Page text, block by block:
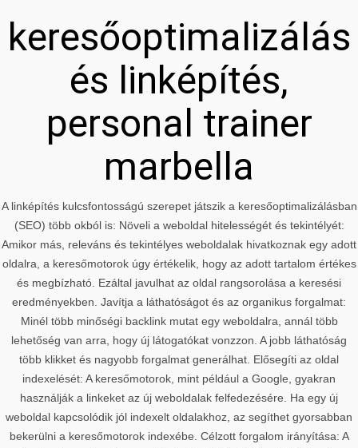
keresőoptimalizálás
és linképítés,
personal trainer
marbella
A linképítés kulcsfontosságú szerepet játszik a keresőoptimalizálásban
(SEO) több okból is: Növeli a weboldal hitelességét és tekintélyét:
Amikor más, releváns és tekintélyes weboldalak hivatkoznak egy adott
oldalra, a keresőmotorok úgy értékelik, hogy az adott tartalom értékes
és megbízható. Ezáltal javulhat az oldal rangsorolása a keresési
eredményekben. Javítja a láthatóságot és az organikus forgalmat:
Minél több minőségi backlink mutat egy weboldalra, annál több
lehetőség van arra, hogy új látogatókat vonzzon. A jobb láthatóság
több klikket és nagyobb forgalmat generálhat. Elősegíti az oldal
indexelését: A keresőmotorok, mint például a Google, gyakran
használják a linkeket az új weboldalak felfedezésére. Ha egy új
weboldal kapcsolódik jól indexelt oldalakhoz, az segíthet gyorsabban
bekerülni a keresőmotorok indexébe. Célzott forgalom irányítása: A